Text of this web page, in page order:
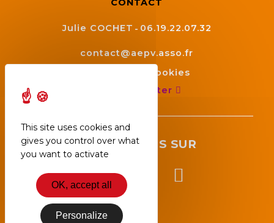
CONTACT
Julie COCHET 06.19.22.07.32
contact@aepv.asso.fr
Gestion des cookies
Nous contacter
SUIVEZ NOUS SUR
This site uses cookies and
gives you control over what
you want to activate
OK, accept all
Personalize